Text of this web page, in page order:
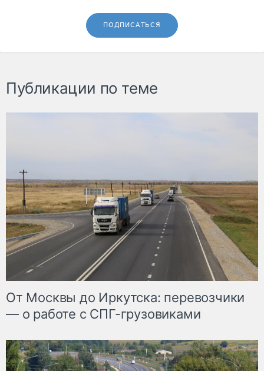
ПОДПИСАТЬСЯ
Публикации по теме
От Москвы до Иркутска: перевозчики
— о работе с СПГ-грузовиками